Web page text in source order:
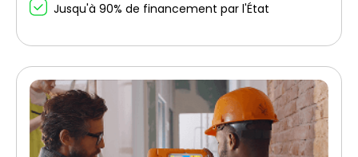
Jusqu'à 90% de financement par l'État